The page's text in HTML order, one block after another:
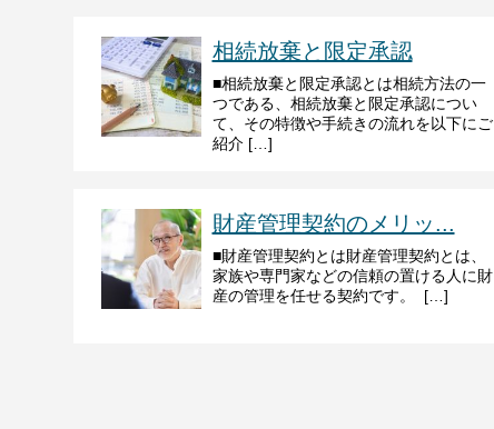
相続放棄と限定承認
■相続放棄と限定承認とは相続方法の一
つである、相続放棄と限定承認につい
て、その特徴や手続きの流れを以下にご
紹介 […]
財産管理契約のメリッ...
■財産管理契約とは財産管理契約とは、
家族や専門家などの信頼の置ける人に財
産の管理を任せる契約です。 […]